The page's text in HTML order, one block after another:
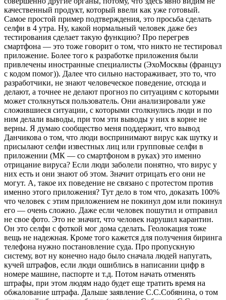
качественный продукт, который ввели как уже готовый.
Самое простой пример подтверждения, это просьба сделать
селфи в 4 утра. Ну, какой нормальный человек даже без
тестирования сделает такую функцию? Про перегрев
смартфона — это тоже говорит о том, что никто не тестировал
приложение. Более того к разработке приложения были
привлечены иностранные специалисты (ЭхоМосквы (француз
с кодом помог)). Далее что сильно настораживает, это то, что
разработчики, не знают человеческое поведение, отсюда и
делают, а точнее не делают прогноз по ситуациям с которыми
может столкнуться пользователь. Они анализировали уже
сложившиеся ситуации, с которыми столкнулись люди и по
ним делали выводы, при том эти выводы у них в корне не
верны. Я думаю сообщество меня поддержит, что вывод
Данчикова о том, что люди воспринимают вирус как шутку и
присылают селфи известных лиц или групповые селфи в
приложении (МК — со смартфоном в руках) это именно
отрицание вируса? Если люди заболели понятно, что вирус у
них есть и они знают об этом. Значит отрицать его они не
могут. А, такое их поведение не связано с протестом против
именно этого приложения? Тут дело в том что, доказать 100%
что человек с этим приложением не покинул дом или покинул
его — очень сложно. Даже если человек пошутил и отправил
не свое фото. Это не значит, что человек нарушил карантин.
Он это селфи с фоткой мог дома сделать. Геолокация тоже
вещь не надежная. Кроме того кажется для получения биринга
телефона нужно постановление суда. Про пропускную
систему, вот ну конечно надо было сначала людей напугать,
кучей штрафов, если люди ошиблись в написании цифр в
номере машине, паспорте и т.д. Потом начать отменять
штрафы, при этом людям надо будет еще тратить время на
обжалование штрафа. Дальше заявление С.С.Собянина, о том